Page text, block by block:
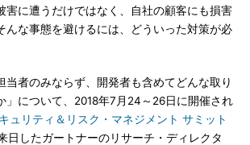
害に遭うだけではなく、自社の顧客にも損害
んな事態を避けるには、どういった対策が必
者のみならず、開発者も含めてどんな取り
」について、2018年7月24～26日に開催され
ュリティ＆リスク・マネジメント サミット
日したガートナーのリサーチ・ディレクタ